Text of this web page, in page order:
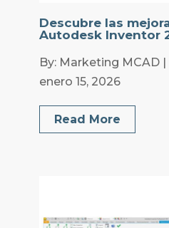
Descubre las
Autodesk Inventor
By: Marketing MCAD
enero 15, 2026
Read More